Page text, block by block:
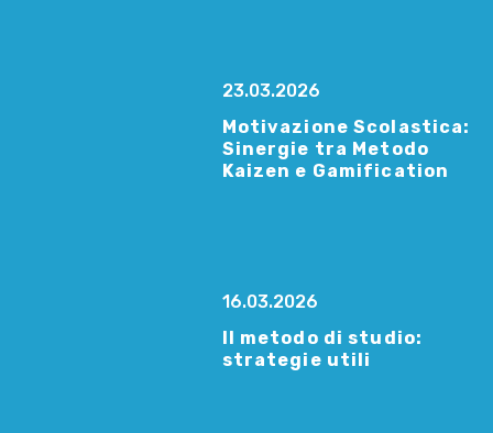
23.03.2026
Motivazione Scolastica:
Sinergie tra Metodo
Kaizen e Gamification
16.03.2026
Il metodo di studio:
strategie utili